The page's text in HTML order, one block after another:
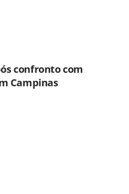
confronto com
Campinas